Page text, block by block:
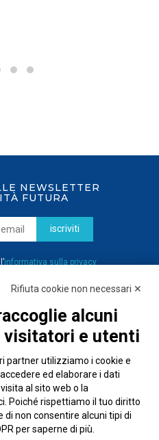
NEWSLETTER
FUTURA
iscriviti
informativa sulla privacy
Rifiuta cookie non necessari ✕
alcuni
visitatori e utenti
partner utilizziamo i cookie e
ed elaborare i dati
al sito web o la
Poiché rispettiamo il tuo diritto
di non consentire alcuni tipi di
per saperne di più.